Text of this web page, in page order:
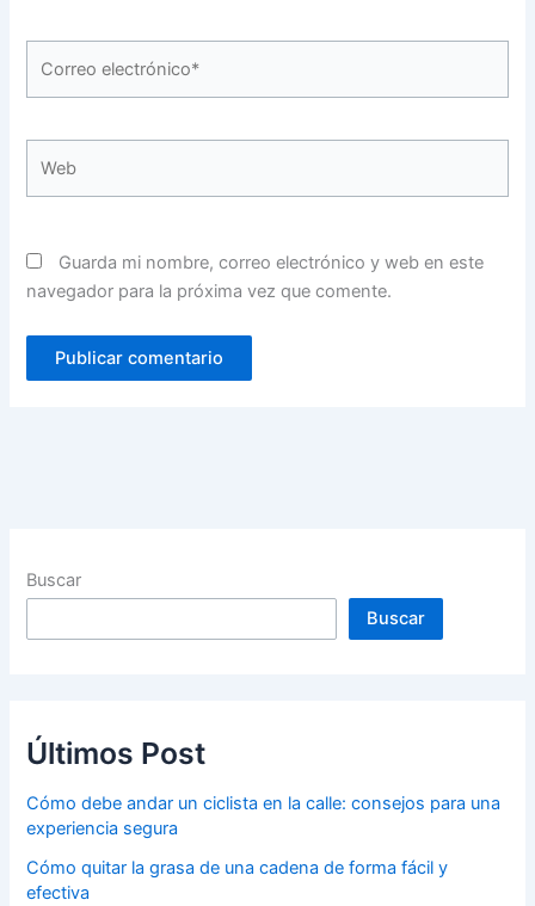
electrónico*
Guarda mi nombre, correo electrónico y web en este
navegador para la próxima vez que comente.
Buscar
Buscar
Últimos Post
Cómo debe andar un ciclista en la calle: consejos para una
experiencia segura
Cómo quitar la grasa de una cadena de forma fácil y
efectiva